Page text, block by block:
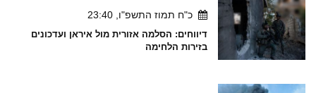
כ"ח תמוז התשפ"ו, 23:40
דיווחים: הסלמה אזורית מול איראן ועדכונים
בזירות הלחימה